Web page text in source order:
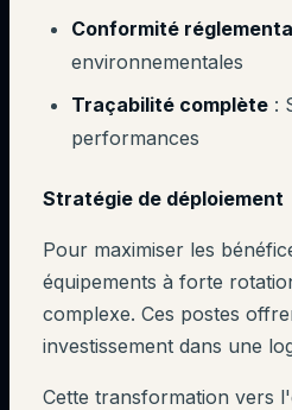
Conformité
environnementales
Traçabilité complète :
performances
Stratégie de déploiement
Pour maximiser les
équipements à forte
complexe. Ces postes
investissement dans une
Cette transformation vers